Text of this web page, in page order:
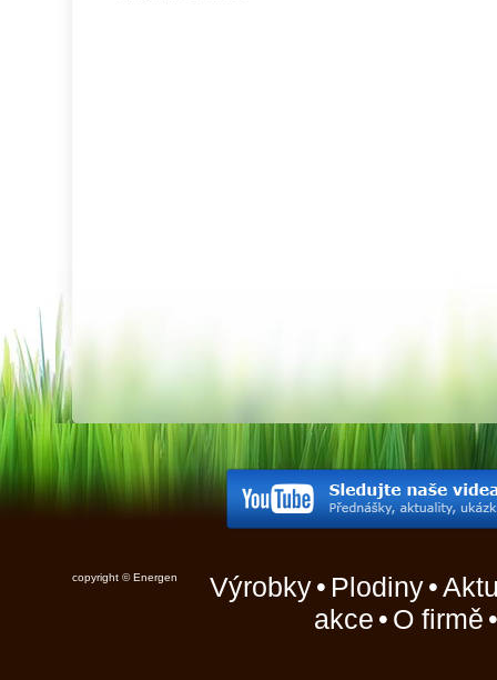
copyright © Energen Výrobky• Plodiny•
akce • O firmě •